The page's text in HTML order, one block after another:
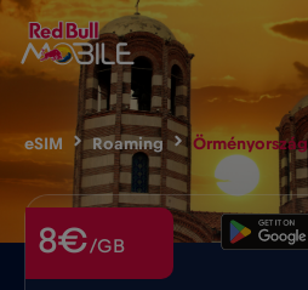
eSIM Roaming Örményország
8€/GB